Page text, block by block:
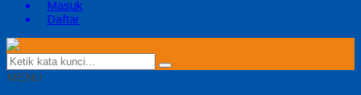
Masuk
Daftar
MENU